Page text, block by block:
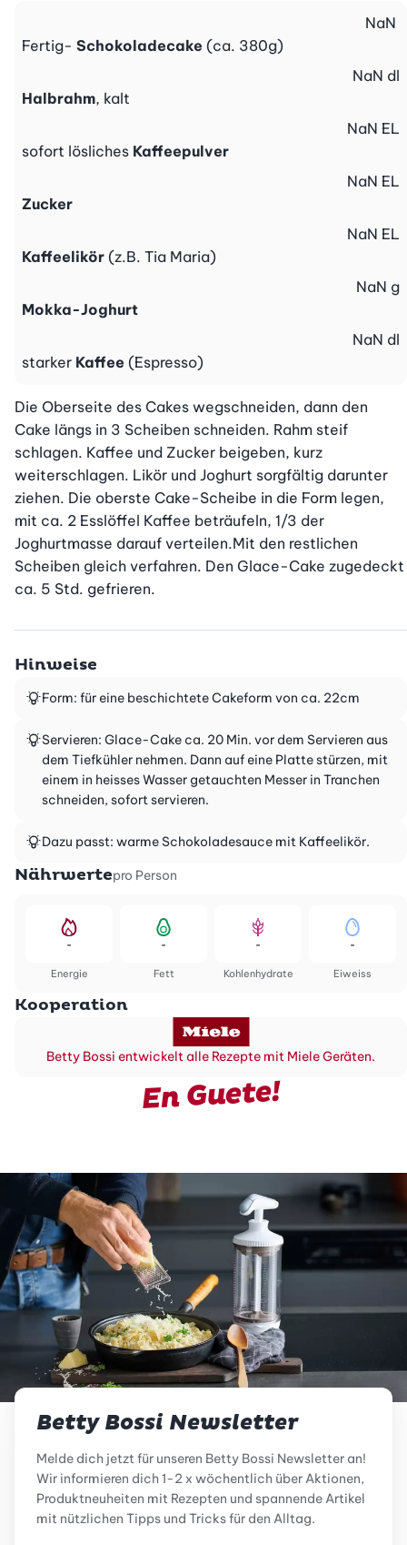
Fertig- Schokoladecake (ca. 380g)
NaN
Halbrahm, kalt
NaN dl
sofort lösliches Kaffeepulver
NaN EL
Zucker
NaN EL
Kaffeelikör (z.B. Tia Maria)
NaN EL
Mokka-Joghurt
NaN g
starker Kaffee (Espresso)
NaN dl
Die Oberseite des Cakes wegschneiden, dann den
Cake längs in 3 Scheiben schneiden. Rahm steif
schlagen. Kaffee und Zucker beigeben, kurz
weiterschlagen. Likör und Joghurt sorgfältig darunter
ziehen. Die oberste Cake-Scheibe in die Form legen,
mit ca. 2 Esslöffel Kaffee beträufeln, 1/3 der
Joghurtmasse darauf verteilen.Mit den restlichen
Scheiben gleich verfahren. Den Glace-Cake zugedeckt
ca. 5 Std. gefrieren.
Hinweise
Form: für eine beschichtete Cakeform von ca. 22cm
Servieren: Glace-Cake ca. 20 Min. vor dem Servieren aus
dem Tiefkühler nehmen. Dann auf eine Platte stürzen, mit
einem in heisses Wasser getauchten Messer in Tranchen
schneiden, sofort servieren.
Dazu passt: warme Schokoladesauce mit Kaffeelikör.
Nährwertepro Person
Energie
-
Fett
-
Kohlenhydrate
-
Eiweiss
-
Kooperation
Betty Bossi entwickelt alle Rezepte mit Miele Geräten.
En Guete!
Betty Bossi Newsletter
Melde dich jetzt für unseren Betty Bossi Newsletter an!
Wir informieren dich 1-2 x wöchentlich über Aktionen,
Produktneuheiten mit Rezepten und spannende Artikel
mit nützlichen Tipps und Tricks für den Alltag.